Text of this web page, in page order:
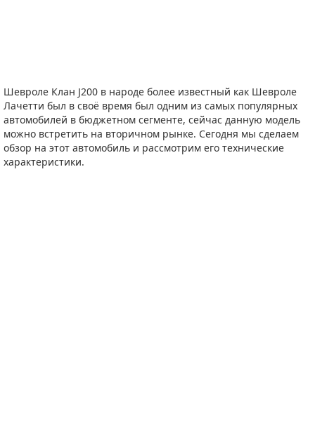
Шевроле Клан J200 в народе более известный как Шевроле
Лачетти был в своё время был одним из самых популярных
автомобилей в бюджетном сегменте, сейчас данную модель
можно встретить на вторичном рынке. Сегодня мы сделаем
обзор на этот автомобиль и рассмотрим его технические
характеристики.